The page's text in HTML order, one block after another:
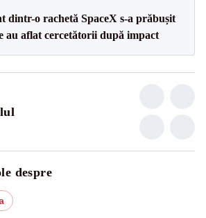
dintr-o rachetă SpaceX s-a prăbușit
au aflat cercetătorii după impact
despre